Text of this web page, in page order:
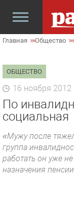
Главная Общество
ОБЩЕСТВО
16 ноября 2012
По
социальная
«Мужу после
группа
работать он уже
назначения